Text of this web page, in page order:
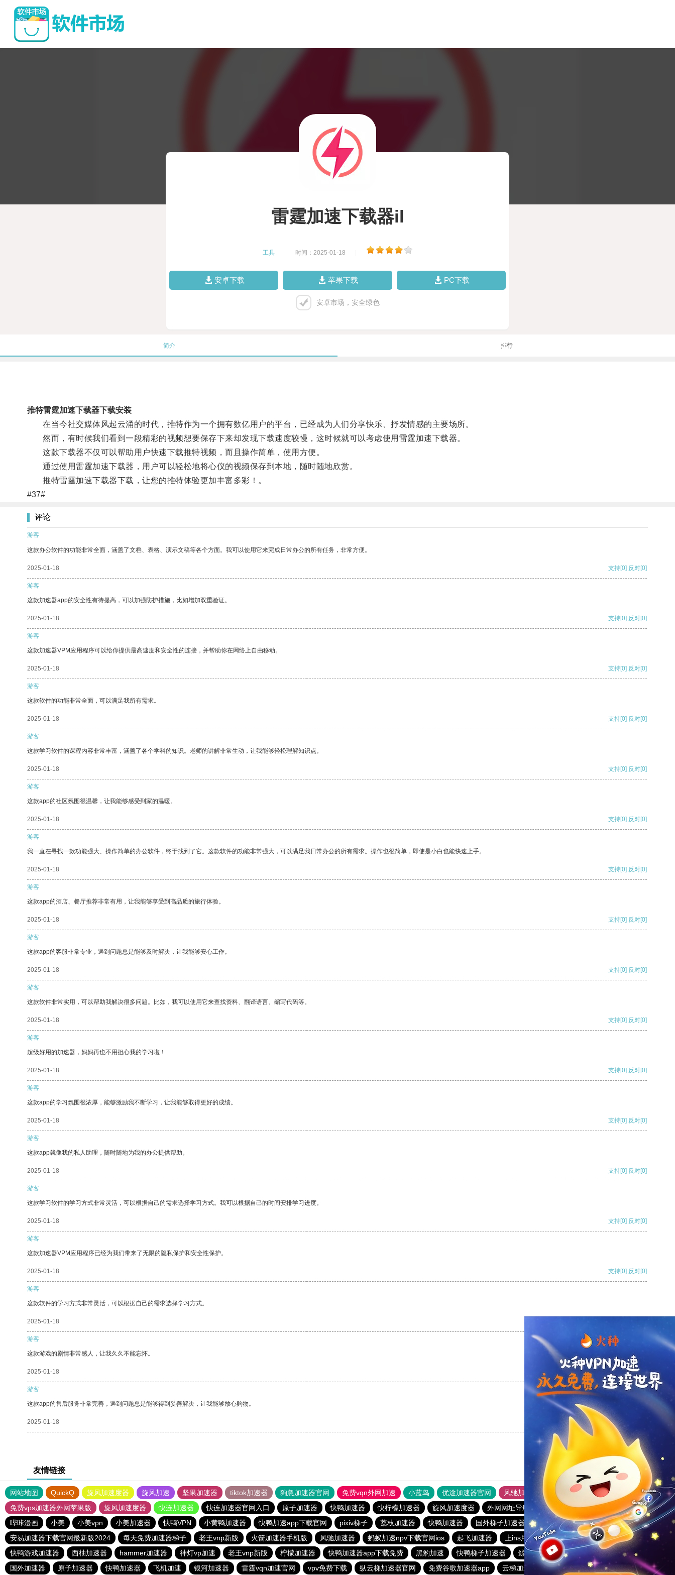
雷霆加速下载器il
工具 时间：2025-01-18
安卓下载 苹果下载 PC下载
安卓市场，安全绿色
简介 排行
推特雷霆加速下载器下载安装
在当今社交媒体风起云涌的时代，推特作为一个拥有数亿用户的平台，已经成为人们分享快乐、抒发情感的主要场所。
然而，有时候我们看到一段精彩的视频想要保存下来却发现下载速度较慢，这时候就可以考虑使用雷霆加速下载器。
这款下载器不仅可以帮助用户快速下载推特视频，而且操作简单，使用方便。
通过使用雷霆加速下载器，用户可以轻松地将心仪的视频保存到本地，随时随地欣赏。
推特雷霆加速下载器下载，让您的推特体验更加丰富多彩！。
#37#
评论
游客
这款办公软件的功能非常全面，涵盖了文档、表格、演示文稿等各个方面。我可以使用它来完成日常办公的所有任务，非常方便。
2025-01-18 支持[0] 反对[0]
游客
这款加速器app的安全性有待提高，可以加强防护措施，比如增加双重验证。
2025-01-18 支持[0] 反对[0]
游客
这款加速器VPM应用程序可以给你提供最高速度和安全性的连接，并帮助你在网络上自由移动。
2025-01-18 支持[0] 反对[0]
游客
这款软件的功能非常全面，可以满足我所有需求。
2025-01-18 支持[0] 反对[0]
游客
这款学习软件的课程内容非常丰富，涵盖了各个学科的知识。老师的讲解非常生动，让我能够轻松理解知识点。
2025-01-18 支持[0] 反对[0]
游客
这款app的社区氛围很温馨，让我能够感受到家的温暖。
2025-01-18 支持[0] 反对[0]
游客
我一直在寻找一款功能强大、操作简单的办公软件，终于找到了它。这款软件的功能非常强大，可以满足我日常办公的所有需求。操作也很简单，即使是小白也能快速上手。
2025-01-18 支持[0] 反对[0]
游客
这款app的酒店、餐厅推荐非常有用，让我能够享受到高品质的旅行体验。
2025-01-18 支持[0] 反对[0]
游客
这款app的客服非常专业，遇到问题总是能够及时解决，让我能够安心工作。
2025-01-18 支持[0] 反对[0]
游客
这款软件非常实用，可以帮助我解决很多问题。比如，我可以使用它来查找资料、翻译语言、编写代码等。
2025-01-18 支持[0] 反对[0]
游客
超级好用的加速器，妈妈再也不用担心我的学习啦！
2025-01-18 支持[0] 反对[0]
游客
这款app的学习氛围很浓厚，能够激励我不断学习，让我能够取得更好的成绩。
2025-01-18 支持[0] 反对[0]
游客
这款app就像我的私人助理，随时随地为我的办公提供帮助。
2025-01-18 支持[0] 反对[0]
游客
这款学习软件的学习方式非常灵活，可以根据自己的需求选择学习方式。我可以根据自己的时间安排学习进度。
2025-01-18 支持[0] 反对[0]
游客
这款加速器VPM应用程序已经为我们带来了无限的隐私保护和安全性保护。
2025-01-18 支持[0] 反对[0]
游客
这款软件的学习方式非常灵活，可以根据自己的需求选择学习方式。
2025-01-18
游客
这款游戏的剧情非常感人，让我久久不能忘怀。
2025-01-18 支持 [0] 反对 [0]
游客
这款app的售后服务非常完善，遇到问题总是能够得到妥善解决，让我能够放心购物。
2025-01-18 支持
友情链接
网站地图 QuickQ 旋风加速度器 旋风加速 坚果加速器 tiktok加速器 狗急加速器官网 免费vqn外网加速 小蓝鸟 优途加速器官网 风驰加速器
旋风加速器
免费vps加速器外网苹果版
旋风加速度器 快连加速器 快连加速器官网入口 原子加速器 快鸭加速器 快柠檬加速器 旋风加速度器 外网网址导航 软件中心 雷霆加速
狂飙加速器
哔咔漫画
小美 小美vpn 小美加速器 快鸭VPN 小黄鸭加速器 快鸭加速app下载官网 pixiv梯子 荔枝加速器 快鸭加速器 国外梯子加速器app
快鸭加速器官网下载安卓
安易加速器下载官网最新版2024
每天免费加速器梯子 老王vnp新版 火箭加速器手机版 风驰加速器 蚂蚁加速npv下载官网ios 起飞加速器 上ins用什么加速器
abc加速器
快鸭游戏加速器
西柚加速器 hammer加速器 神灯vp加速 老王vnp新版 柠檬加速器 快鸭加速器app下载免费 黑豹加速 快鸭梯子加速器 鲸鱼加速器
快鸭app加速器下载安卓
国外加速器
原子加速器 快鸭加速器 飞机加速 银河加速器 雷霆vqn加速官网 vpv免费下载 纵云梯加速器官网 免费谷歌加速器app 云梯加速 原子加速器app下载官网最新版